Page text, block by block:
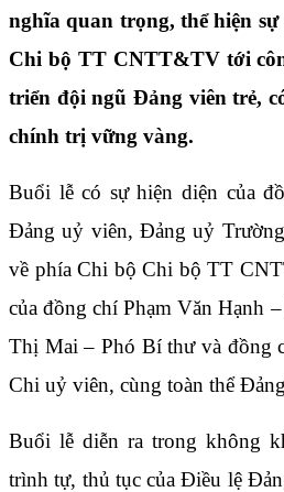
nghĩa quan trọng, thể hiện sự
Chi bộ TT CNTT&TV tới
triển đội ngũ Đảng viên trẻ,
chính trị vững vàng.
Buổi lễ có sự hiện diện của
Đảng uỷ viên, Đảng uỷ
về phía Chi bộ Chi bộ TT
của đồng chí Phạm Văn Hạnh
Thị Mai – Phó Bí thư và đồng
Chi uỷ viên, cùng toàn thể
Buổi lễ diễn ra trong không
trình tự, thủ tục của Điều lệ